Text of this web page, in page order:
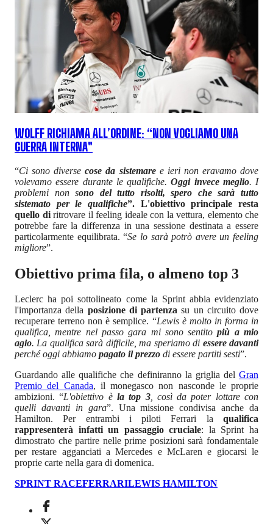
WOLFF RICHIAMA ALL’ORDINE: “NON VOGLIAMO UNA
GUERRA INTERNA"
“Ci sono diversecose da sistemaree ieri non eravamo dove
volevamo essere durante le qualifiche.Oggi invece meglio. I
problemi non sono del tutto risolti, spero che sarà tutto
sistemato per le qualifiche”. L'obiettivo principale resta
quello di ritrovare il feeling ideale con la vettura, elemento che
potrebbe fare la differenza in una sessione destinata a essere
particolarmente equilibrata. “Se lo sarà potrò avere un feeling
migliore”.
Obiettivo prima fila, o almeno top 3
Leclerc ha poi sottolineato come la Sprint abbia evidenziato
l'importanza della posizione di partenzasu un circuito dove
recuperare terreno non è semplice. “Lewis è molto in forma in
qualifica, mentre nel passo gara mi sono sentitopiù a mio
agio. La qualifica sarà difficile, ma speriamo di essere davanti
perché oggi abbiamo pagato il prezzo di essere partiti sesti”.
Guardando alle qualifiche che definiranno la griglia del Gran
Premio del Canada, il monegasco non nasconde le proprie
ambizioni. “L'obiettivo èla top 3, così da poter lottare con
quelli davanti in gara”. Una missione condivisa anche da
Hamilton. Per entrambi i piloti Ferrari la qualifica
rappresenterà infatti un passaggio cruciale: la Sprint ha
dimostrato che partire nelle prime posizioni sarà fondamentale
per restare agganciati a Mercedes e McLaren e giocarsi le
proprie carte nella gara di domenica.
SPRINT RACEFERRARILEWIS HAMILTON